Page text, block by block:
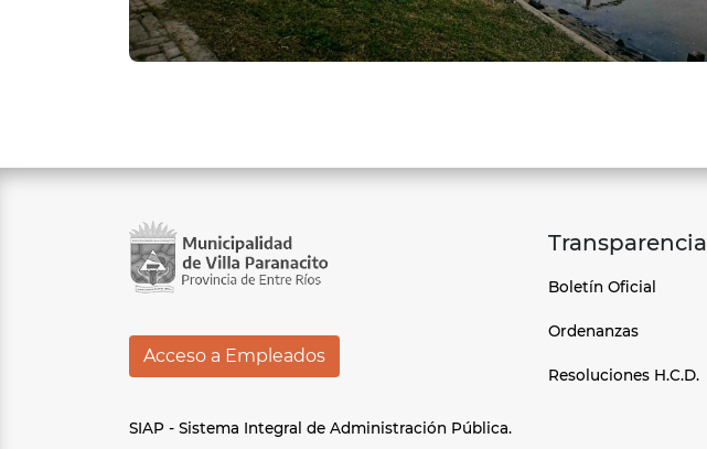
Acceso a Empleados
Transparencia
Boletín Oficial
Ordenanzas
Resoluciones H.C.D.
SIAP - Sistema Integral de Administración Pública.